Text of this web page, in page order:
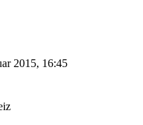
2015, 16:45